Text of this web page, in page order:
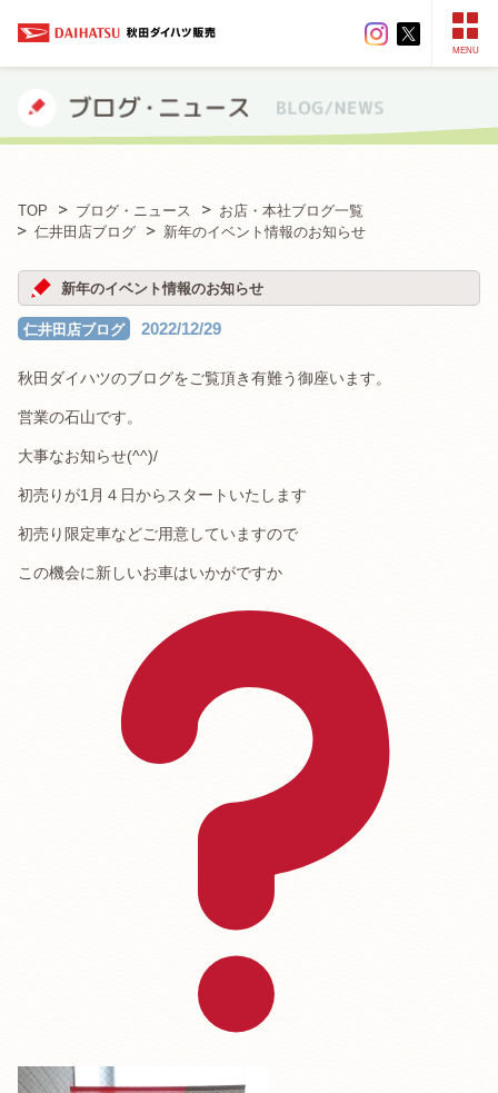
MENU
TOP ブログ・ニュース
お店・本社ブログ一覧
仁井田店ブログ
新年のイベント情報のお知らせ
新年のイベント情報のお知らせ
仁井田店ブログ 2022/12/29
秋田ダイハツのブログをご覧頂き有難う御座います。
営業の石山です。
大事なお知らせ(^^)/
初売りが1月４日からスタートいたします
初売り限定車などご用意していますので
この機会に新しいお車はいかがですか